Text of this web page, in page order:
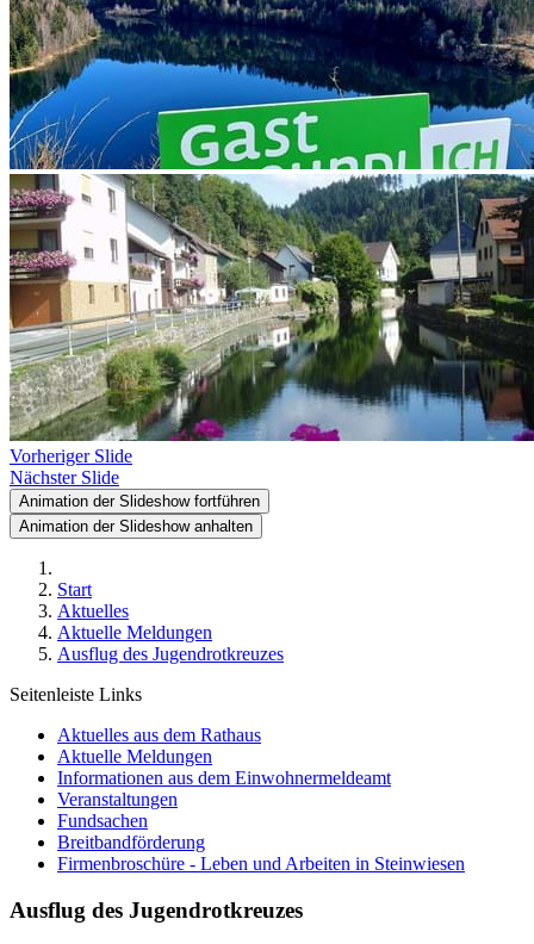
Vorheriger Slide
Nächster Slide
Animation der Slideshow fortführen
Animation der Slideshow anhalten
Start
Aktuelles
Aktuelle Meldungen
Ausflug des Jugendrotkreuzes
Seitenleiste Links
Aktuelles aus dem Rathaus
Aktuelle Meldungen
Informationen aus dem Einwohnermeldeamt
Veranstaltungen
Fundsachen
Breitbandförderung
Firmenbroschüre - Leben und Arbeiten in Steinwiesen
Ausflug des Jugendrotkreuzes